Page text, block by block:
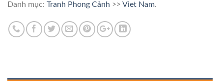
Danh mục: Tranh Phong Cảnh >> Viet Nam.